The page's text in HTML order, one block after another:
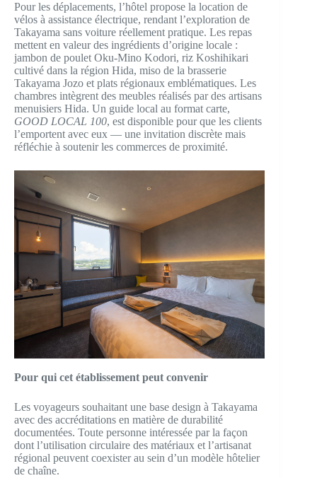
Pour les déplacements, l’hôtel propose la location de
vélos à assistance électrique, rendant l’exploration de
Takayama sans voiture réellement pratique. Les repas
mettent en valeur des ingrédients d’origine locale :
jambon de poulet Oku-Mino Kodori, riz Koshihikari
cultivé dans la région Hida, miso de la brasserie
Takayama Jozo et plats régionaux emblématiques. Les
chambres intègrent des meubles réalisés par des artisans
menuisiers Hida. Un guide local au format carte,
GOOD LOCAL 100, est disponible pour que les clients
l’emportent avec eux — une invitation discrète mais
réfléchie à soutenir les commerces de proximité.
Pour qui cet établissement peut convenir
Les voyageurs souhaitant une base design à Takayama
avec des accréditations en matière de durabilité
documentées. Toute personne intéressée par la façon
dont l’utilisation circulaire des matériaux et l’artisanat
régional peuvent coexister au sein d’un modèle hôtelier
de chaîne.